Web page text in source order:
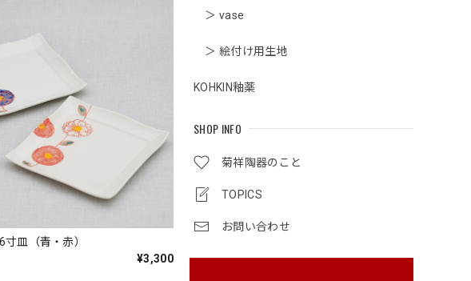
＞ vase
＞ 絵付け用生地
KOHKIN釉薬
SHOP INFO
菊祥陶器のこと
TOPICS
お問い合わせ
皿（青・赤）
¥3,300